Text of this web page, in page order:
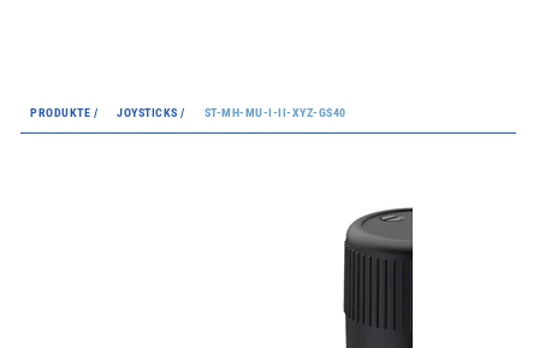
PRODUKTE / JOYSTICKS / ST-MH-MU-I-II-XYZ-GS40